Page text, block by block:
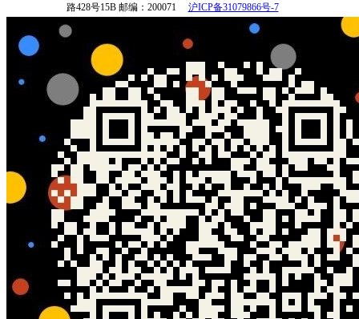
路428号15B 邮编：200071 沪ICP备31079866号-7